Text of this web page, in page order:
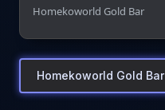
Homekoworld Gold Bar
Homekoworld Gold Bar